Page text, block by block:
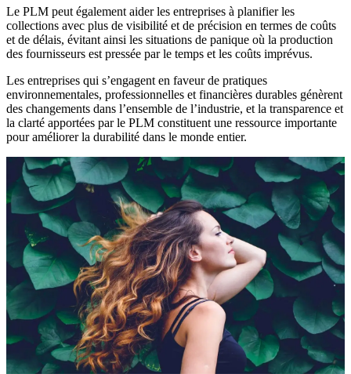
Le PLM peut également aider les entreprises à planifier les
collections avec plus de visibilité et de précision en termes de coûts
et de délais, évitant ainsi les situations de panique où la production
des fournisseurs est pressée par le temps et les coûts imprévus.
Les entreprises qui s’engagent en faveur de pratiques
environnementales, professionnelles et financières durables génèrent
des changements dans l’ensemble de l’industrie, et la transparence et
la clarté apportées par le PLM constituent une ressource importante
pour améliorer la durabilité dans le monde entier.